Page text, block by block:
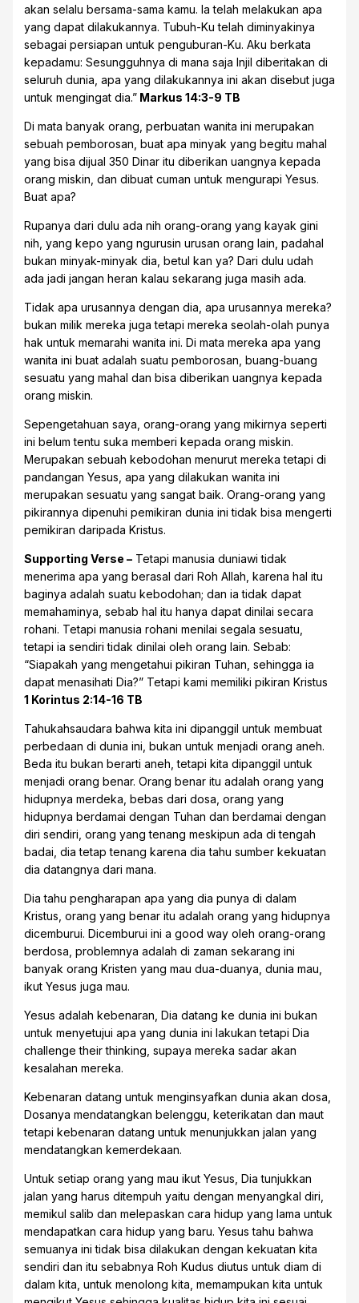
akan selalu bersama-sama kamu. Ia telah melakukan apa
yang dapat dilakukannya. Tubuh-Ku telah diminyakinya
sebagai persiapan untuk penguburan-Ku. Aku berkata
kepadamu: Sesungguhnya di mana saja Injil diberitakan di
seluruh dunia, apa yang dilakukannya ini akan disebut juga
untuk mengingat dia.”Markus 14:3-9 TB
Di mata banyak orang, perbuatan wanita ini merupakan
sebuah pemborosan, buat apa minyak yang begitu mahal
yang bisa dijual 350 Dinar itu diberikan uangnya kepada
orang miskin, dan dibuat cuman untuk mengurapi Yesus.
Buat apa?
Rupanya dari dulu ada nih orang-orang yang kayak gini
nih, yang kepo yang ngurusin urusan orang lain, padahal
bukan minyak-minyak dia, betul kan ya? Dari dulu udah
ada jadi jangan heran kalau sekarang juga masih ada.
Tidak apa urusannya dengan dia, apa urusannya mereka?
bukan milik mereka juga tetapi mereka seolah-olah punya
hak untuk memarahi wanita ini. Di mata mereka apa yang
wanita ini buat adalah suatu pemborosan, buang-buang
sesuatu yang mahal dan bisa diberikan uangnya kepada
orang miskin.
Sepengetahuan saya, orang-orang yang mikirnya seperti
ini belum tentu suka memberi kepada orang miskin.
Merupakan sebuah kebodohan menurut mereka tetapi di
pandangan Yesus, apa yang dilakukan wanita ini
merupakan sesuatu yang sangat baik. Orang-orang yang
pikirannya dipenuhi pemikiran dunia ini tidak bisa mengerti
pemikiran daripada Kristus.
Supporting Verse –Tetapi manusia duniawi tidak
menerima apa yang berasal dari Roh Allah, karena hal itu
baginya adalah suatu kebodohan; dan ia tidak dapat
memahaminya, sebab hal itu hanya dapat dinilai secara
rohani. Tetapi manusia rohani menilai segala sesuatu,
tetapi ia sendiri tidak dinilai oleh orang lain. Sebab:
“Siapakah yang mengetahui pikiran Tuhan, sehingga ia
dapat menasihati Dia?” Tetapi kami memiliki pikiran Kristus
1 Korintus 2:14-16 TB
Tahukahsaudara bahwa kita ini dipanggil untuk membuat
perbedaan di dunia ini, bukan untuk menjadi orang aneh.
Beda itu bukan berarti aneh, tetapi kita dipanggil untuk
menjadi orang benar. Orang benar itu adalah orang yang
hidupnya merdeka, bebas dari dosa, orang yang
hidupnya berdamai dengan Tuhan dan berdamai dengan
diri sendiri, orang yang tenang meskipun ada di tengah
badai, dia tetap tenang karena dia tahu sumber kekuatan
dia datangnya dari mana.
Dia tahu pengharapan apa yang dia punya di dalam
Kristus, orang yang benar itu adalah orang yang hidupnya
dicemburui. Dicemburui ini a good way oleh orang-orang
berdosa, problemnya adalah di zaman sekarang ini
banyak orang Kristen yang mau dua-duanya, dunia mau,
ikut Yesus juga mau.
Yesus adalah kebenaran, Dia datang ke dunia ini bukan
untuk menyetujui apa yang dunia ini lakukan tetapi Dia
challenge their thinking, supaya mereka sadar akan
kesalahan mereka.
Kebenaran datang untuk menginsyafkan dunia akan dosa,
Dosanya mendatangkan belenggu, keterikatan dan maut
tetapi kebenaran datang untuk menunjukkan jalan yang
mendatangkan kemerdekaan.
Untuk setiap orang yang mau ikut Yesus, Dia tunjukkan
jalan yang harus ditempuh yaitu dengan menyangkal diri,
memikul salib dan melepaskan cara hidup yang lama untuk
mendapatkan cara hidup yang baru. Yesus tahu bahwa
semuanya ini tidak bisa dilakukan dengan kekuatan kita
sendiri dan itu sebabnya Roh Kudus diutus untuk diam di
dalam kita, untuk menolong kita, memampukan kita untuk